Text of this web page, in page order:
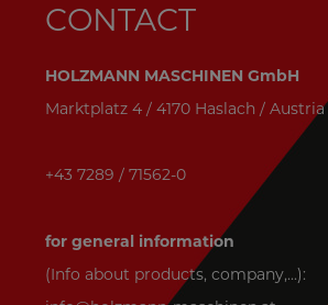
CONTACT
HOLZMANN MASCHINEN GmbH
Marktplatz 4 / 4170 Haslach / Austria
+43 7289 / 71562-0
for general information
(Info about products, company,...):